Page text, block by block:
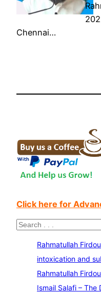
Chennai…
Click here for
S
Rahmatullah
intoxication and
Rahmatullah
Ismail Salafi – The